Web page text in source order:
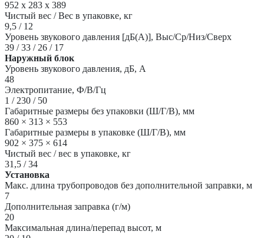
952 x 283 x 389
Чистый вес / Вес в упаковке, кг
9,5 / 12
Уровень звукового давления [дБ(А)], Выс/Ср/Низ/Сверх
39 / 33 / 26 / 17
Наружный блок
Уровень звукового давления, дБ, А
48
Электропитание, Ф/В/Гц
1 / 230 / 50
Габаритные размеры без упаковки (Ш/Г/В), мм
860 × 313 × 553
Габаритные размеры в упаковке (Ш/Г/В), мм
902 × 375 × 614
Чистый вес / вес в упаковке, кг
31,5 / 34
Установка
Макс. длина трубопроводов без дополнительной заправки, м
7
Дополнительная заправка (г/м)
20
Максимальная длина/перепад высот, м